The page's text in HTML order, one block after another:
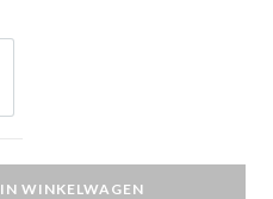
IN WINKELWAGEN